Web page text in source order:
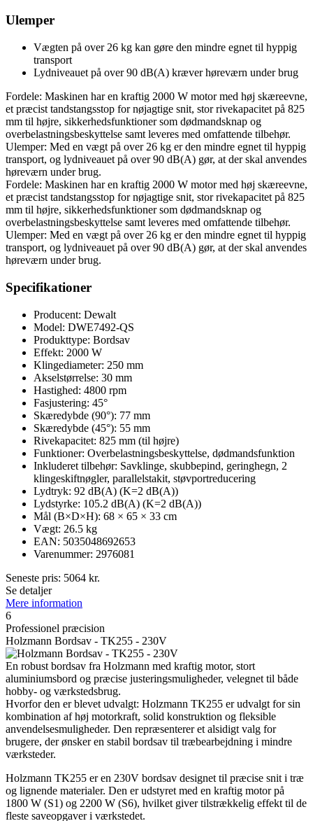
Ulemper
Vægten på over 26 kg kan gøre den mindre egnet til hyppig
transport
Lydniveauet på over 90 dB(A) kræver høreværn under brug
Fordele: Maskinen har en kraftig 2000 W motor med høj skæreevne,
et præcist tandstangsstop for nøjagtige snit, stor rivekapacitet på 825
mm til højre, sikkerhedsfunktioner som dødmandsknap og
overbelastningsbeskyttelse samt leveres med omfattende tilbehør.
Ulemper: Med en vægt på over 26 kg er den mindre egnet til hyppig
transport, og lydniveauet på over 90 dB(A) gør, at der skal anvendes
høreværn under brug.
Fordele: Maskinen har en kraftig 2000 W motor med høj skæreevne,
et præcist tandstangsstop for nøjagtige snit, stor rivekapacitet på 825
mm til højre, sikkerhedsfunktioner som dødmandsknap og
overbelastningsbeskyttelse samt leveres med omfattende tilbehør.
Ulemper: Med en vægt på over 26 kg er den mindre egnet til hyppig
transport, og lydniveauet på over 90 dB(A) gør, at der skal anvendes
høreværn under brug.
Specifikationer
Producent: Dewalt
Model: DWE7492-QS
Produkttype: Bordsav
Effekt: 2000 W
Klingediameter: 250 mm
Akselstørrelse: 30 mm
Hastighed: 4800 rpm
Fasjustering: 45°
Skæredybde (90°): 77 mm
Skæredybde (45°): 55 mm
Rivekapacitet: 825 mm (til højre)
Funktioner: Overbelastningsbeskyttelse, dødmandsfunktion
Inkluderet tilbehør: Savklinge, skubbepind, geringhegn, 2
klingeskiftnøgler, parallelstakit, støvportreducering
Lydtryk: 92 dB(A) (K=2 dB(A))
Lydstyrke: 105.2 dB(A) (K=2 dB(A))
Mål (B×D×H): 68 × 65 × 33 cm
Vægt: 26.5 kg
EAN: 5035048692653
Varenummer: 2976081
Seneste pris: 5064 kr.
Se detaljer
Mere information
6
Professionel præcision
Holzmann Bordsav - TK255 - 230V
En robust bordsav fra Holzmann med kraftig motor, stort
aluminiumsbord og præcise justeringsmuligheder, velegnet til både
hobby- og værkstedsbrug.
Hvorfor den er blevet udvalgt: Holzmann TK255 er udvalgt for sin
kombination af høj motorkraft, solid konstruktion og fleksible
anvendelsesmuligheder. Den repræsenterer et alsidigt valg for
brugere, der ønsker en stabil bordsav til træbearbejdning i mindre
værksteder.
Holzmann TK255 er en 230V bordsav designet til præcise snit i træ
og lignende materialer. Den er udstyret med en kraftig motor på
1800 W (S1) og 2200 W (S6), hvilket giver tilstrækkelig effekt til de
fleste saveopgaver i værkstedet.